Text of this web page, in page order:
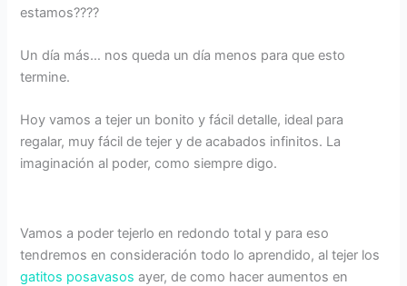
estamos????
Un día más… nos queda un día menos para que esto
termine.
Hoy vamos a tejer un bonito y fácil detalle, ideal para
regalar, muy fácil de tejer y de acabados infinitos. La
imaginación al poder, como siempre digo.
Vamos a poder tejerlo en redondo total y para eso
tendremos en consideración todo lo aprendido, al tejer los
gatitos posavasosayer, de como hacer aumentos en